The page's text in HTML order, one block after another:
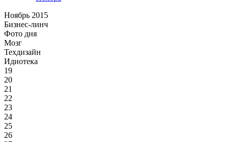
Ноябрь 2015
Бизнес-линч
Фото дня
Мозг
Техдизайн
Идиотека
19
20
21
22
23
24
25
26